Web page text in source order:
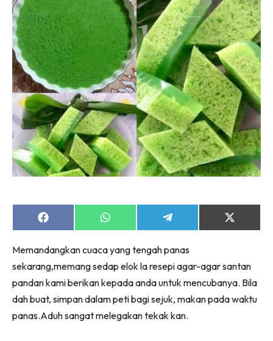
Share
on
Share
on
Share
on
Share
on
Memandangkan cuaca yang tengah panas
sekarang,memang sedap elok la resepi agar-agar santan
pandan kami berikan kepada anda untuk mencubanya. Bila
dah buat, simpan dalam peti bagi sejuk, makan pada waktu
panas.Aduh sangat melegakan tekak kan.